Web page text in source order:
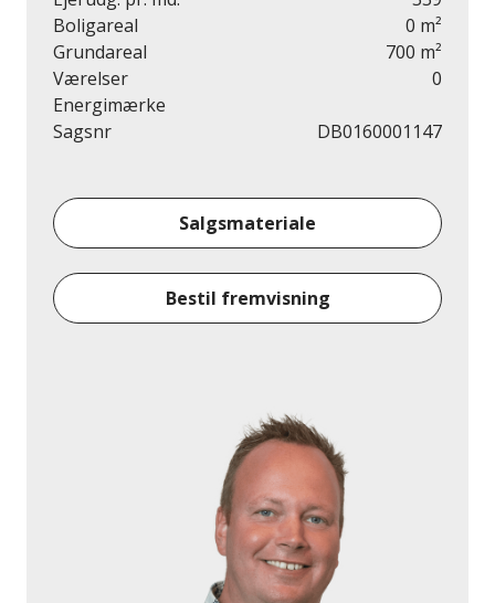
Boligareal
0 m²
Grundareal
700 m²
Værelser
0
Energimærke
Sagsnr
DB0160001147
Salgsmateriale
Bestil fremvisning